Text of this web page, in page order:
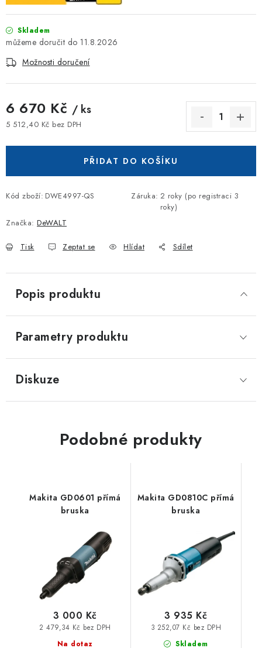
Skladem
11.8.2026
Možnosti doručení
6 670 Kč / ks
5 512,40 Kč bez DPH
PŘIDAT DO KOŠÍKU
Kód zboží: DWE4997-QS Záruka: 2 roky (po registraci 3
roky)
Značka: DeWALT
Tisk Zeptat se Hlídat Sdílet
Popis produktu
Parametry produktu
Diskuze
Podobné produkty
Makita GD0601 přímá
bruska
Na dotaz
2 479,34 Kč bez DPH
3 000 Kč
Makita GD0810C přímá
bruska
Skladem
3 252,07 Kč bez DPH
3 935 Kč